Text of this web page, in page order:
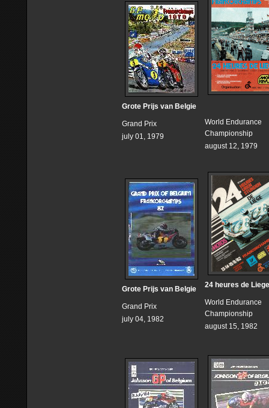
Grote Prijs van Belgie
Grand Prix
july 01, 1979
World Endurance
Championship
august 12, 1979
Grote Prijs van Belgie
Grand Prix
july 04, 1982
24 heures de Liege
World Endurance
Championship
august 15, 1982